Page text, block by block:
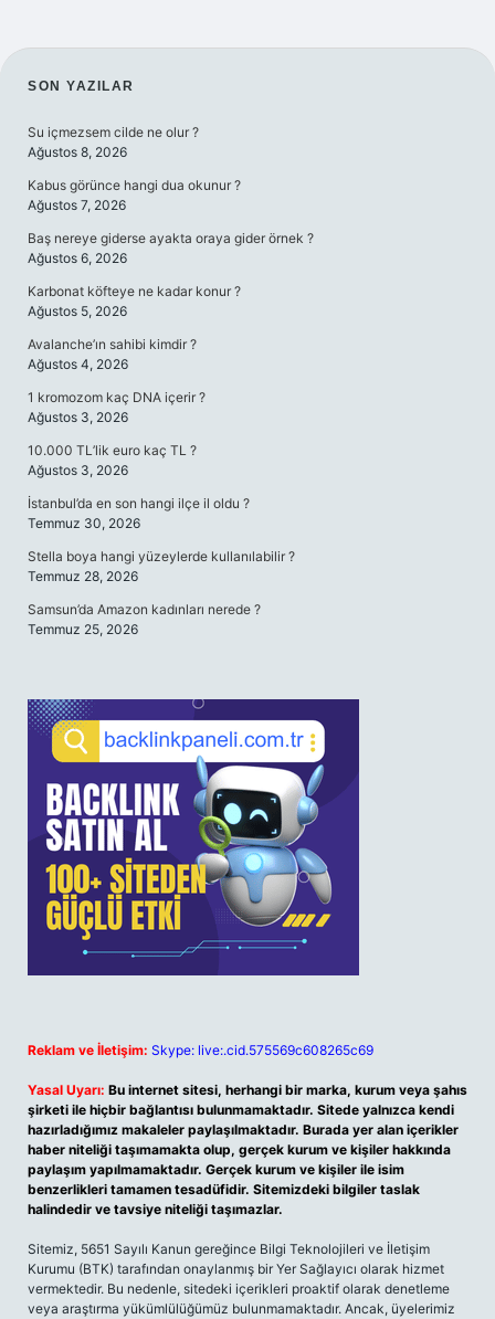
SIDEBAR
SON YAZILAR
Su içmezsem cilde ne olur ?
Ağustos 8, 2026
Kabus görünce hangi dua okunur ?
Ağustos 7, 2026
Baş nereye giderse ayakta oraya gider örnek ?
Ağustos 6, 2026
Karbonat köfteye ne kadar konur ?
Ağustos 5, 2026
Avalanche’ın sahibi kimdir ?
Ağustos 4, 2026
1 kromozom kaç DNA içerir ?
Ağustos 3, 2026
10.000 TL’lik euro kaç TL ?
Ağustos 3, 2026
İstanbul’da en son hangi ilçe il oldu ?
Temmuz 30, 2026
Stella boya hangi yüzeylerde kullanılabilir ?
Temmuz 28, 2026
Samsun’da Amazon kadınları nerede ?
Temmuz 25, 2026
Reklam ve İletişim: Skype: live:.cid.575569c608265c69
Yasal Uyarı: Bu internet sitesi, herhangi bir marka, kurum veya şahıs
şirketi ile hiçbir bağlantısı bulunmamaktadır. Sitede yalnızca kendi
hazırladığımız makaleler paylaşılmaktadır. Burada yer alan içerikler
haber niteliği taşımamakta olup, gerçek kurum ve kişiler hakkında
paylaşım yapılmamaktadır. Gerçek kurum ve kişiler ile isim
benzerlikleri tamamen tesadüfidir. Sitemizdeki bilgiler taslak
halindedir ve tavsiye niteliği taşımazlar.
Sitemiz, 5651 Sayılı Kanun gereğince Bilgi Teknolojileri ve İletişim
Kurumu (BTK) tarafından onaylanmış bir Yer Sağlayıcı olarak hizmet
vermektedir. Bu nedenle, sitedeki içerikleri proaktif olarak denetleme
veya araştırma yükümlülüğümüz bulunmamaktadır. Ancak, üyelerimiz